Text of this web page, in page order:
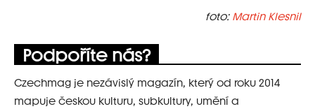
foto: Martin Klesnil
Podpoříte nás?
Czechmag je nezávislý magazín, který od roku 2014
mapuje českou kulturu, subkultury, umění a